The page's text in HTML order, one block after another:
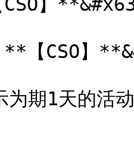
【CSO】
期1天的活